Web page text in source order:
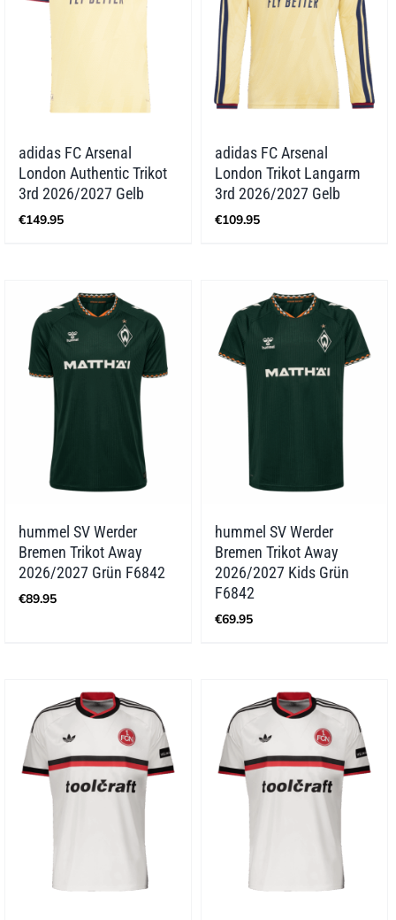
adidas FC Arsenal
London Authentic Trikot
3rd 2026/2027 Gelb
€149.95
adidas FC Arsenal
London Trikot Langarm
3rd 2026/2027 Gelb
€109.95
hummel SV Werder
Bremen Trikot Away
2026/2027 Grün F6842
€89.95
hummel SV Werder
Bremen Trikot Away
2026/2027 Kids Grün
F6842
€69.95